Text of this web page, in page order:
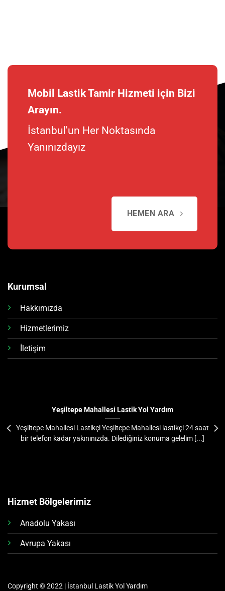
Mobil Lastik Tamir Hizmeti için Bizi
Arayın.
İstanbul'un Her Noktasında
Yanınızdayız
HEMEN ARA
Kurumsal
Hakkımızda
Hizmetlerimiz
İletişim
Yeşiltepe Mahallesi Lastik Yol Yardım
Yeşiltepe Mahallesi Lastikçi Yeşiltepe Mahallesi lastikçi 24 saat
bir telefon kadar yakınınızda. Dilediğiniz konuma gelelim [...]
Hizmet Bölgelerimiz
Anadolu Yakası
Avrupa Yakası
Copyright © 2022 | İstanbul Lastik Yol Yardım